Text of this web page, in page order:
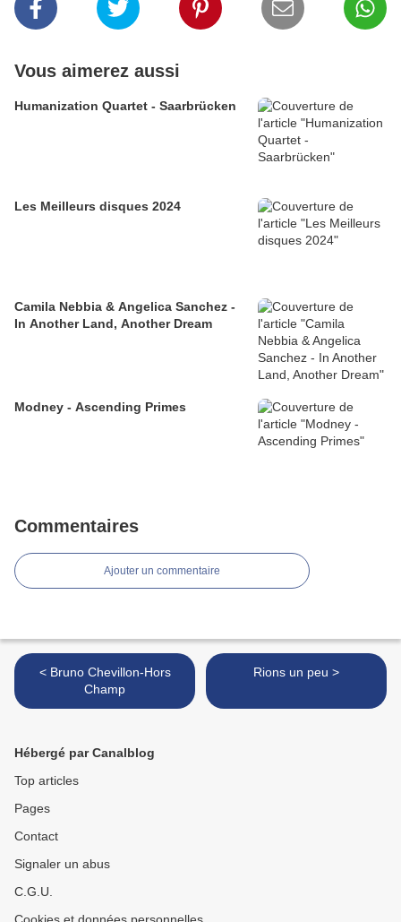
Vous aimerez aussi
Humanization Quartet - Saarbrücken
Les Meilleurs disques 2024
Camila Nebbia & Angelica Sanchez -
In Another Land, Another Dream
Modney - Ascending Primes
Commentaires
Ajouter un commentaire
< Bruno Chevillon-Hors
Champ
Rions un peu >
Hébergé par Canalblog
Top articles
Pages
Contact
Signaler un abus
C.G.U.